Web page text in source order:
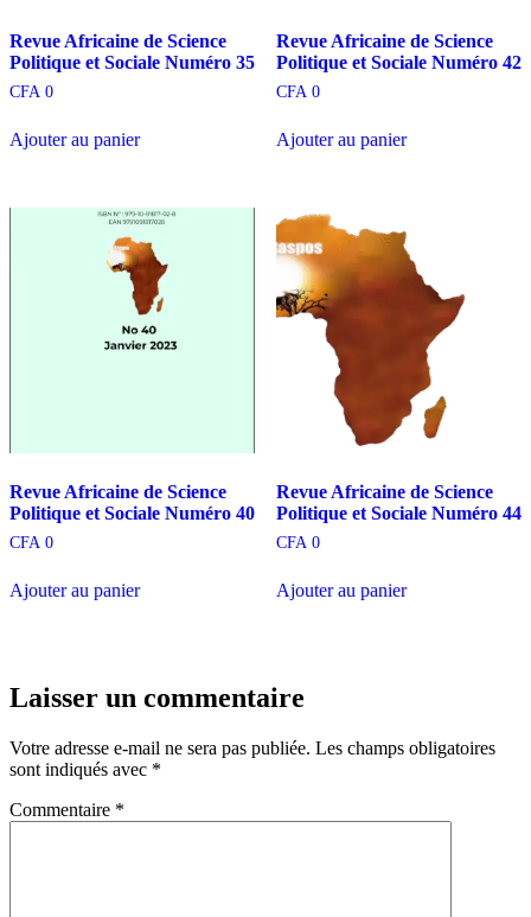
Revue Africaine de Science
Politique et Sociale Numéro 35
CFA 0
Ajouter au panier
Revue Africaine de Science
Politique et Sociale Numéro 42
CFA0
Ajouter au panier
Revue Africaine de Science
Politique et Sociale Numéro 40
CFA 0
Ajouter au panier
Revue Africaine de Science
Politique et Sociale Numéro 44
CFA0
Ajouter au panier
Laisser un commentaire
Votre adresse e-mail ne sera pas publiée. Les champs obligatoires
sont indiqués avec *
Commentaire *